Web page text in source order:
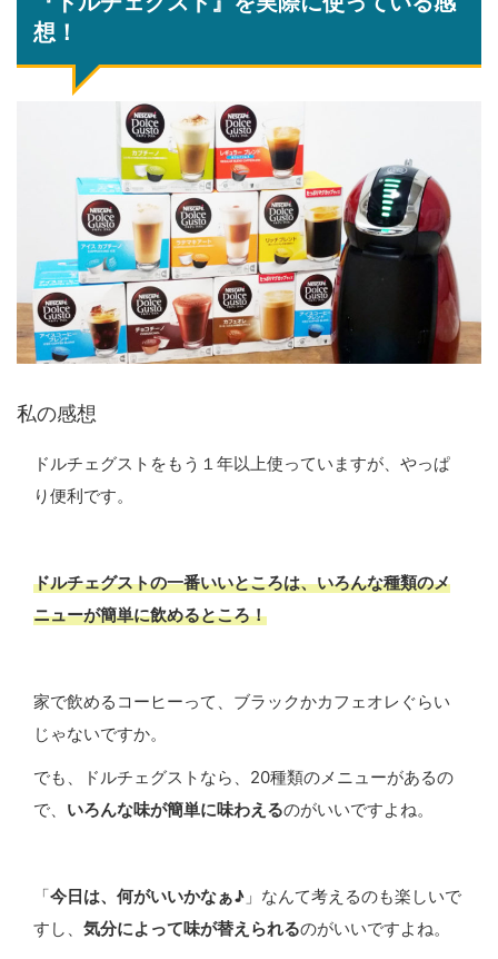
想！
私の感想
ドルチェグストをもう１年以上使っていますが、やっぱ
り便利です。
ドルチェグストの一番いいところは、いろんな種類のメ
ニューが簡単に飲めるところ！
家で飲めるコーヒーって、ブラックかカフェオレぐらい
じゃないですか。
でも、ドルチェグストなら、20種類のメニューがあるの
で、 いろんな味が簡単に味わえるのがいいですよね。
「今日は、何がいいかなぁ♪ 」なんて考えるのも楽しいで
すし、 気分によって味が替えられるのがいいですよね。